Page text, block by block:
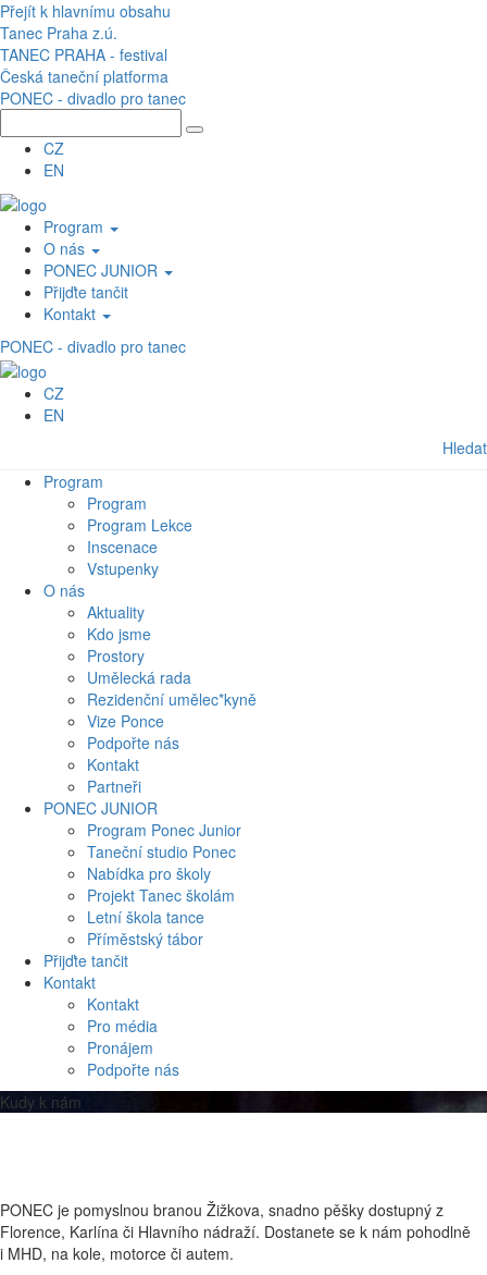
Přejít k hlavnímu obsahu
Tanec Praha z.ú.
TANEC PRAHA - festival
Česká taneční platforma
PONEC - divadlo pro tanec
CZ
EN
Program
O nás
PONEC JUNIOR
Přijďte tančit
Kontakt
PONEC - divadlo pro tanec
CZ
EN
Hledat
Program
Program
Program Lekce
Inscenace
Vstupenky
O nás
Aktuality
Kdo jsme
Prostory
Umělecká rada
Rezidenční umělec*kyně
Vize Ponce
Podpořte nás
Kontakt
Partneři
PONEC JUNIOR
Program Ponec Junior
Taneční studio Ponec
Nabídka pro školy
Projekt Tanec školám
Letní škola tance
Příměstský tábor
Přijďte tančit
Kontakt
Kontakt
Pro média
Pronájem
Podpořte nás
Kudy k nám
PONEC je pomyslnou branou Žižkova, snadno pěšky dostupný z
Florence, Karlína či Hlavního nádraží. Dostanete se k nám pohodlně
i MHD, na kole, motorce či autem.